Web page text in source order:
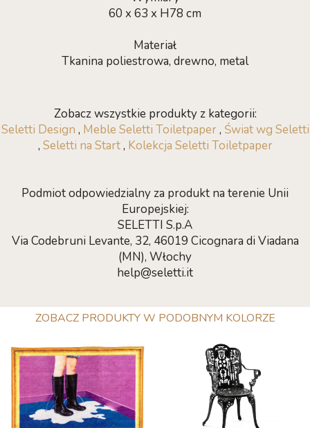
60 x 63 x H78 cm
Materiał
Tkanina poliestrowa, drewno, metal
Zobacz wszystkie produkty z kategorii:
Seletti Design , Meble Seletti Toiletpaper, Świat wg Seletti
, Seletti na Start, Kolekcja Seletti Toiletpaper
Podmiot odpowiedzialny za produkt na terenie Unii
Europejskiej:
SELETTI S.p.A
Via Codebruni Levante, 32, 46019 Cicognara di Viadana
(MN), Włochy
help@seletti.it
ZOBACZ PRODUKTY W PODOBNYM KOLORZE